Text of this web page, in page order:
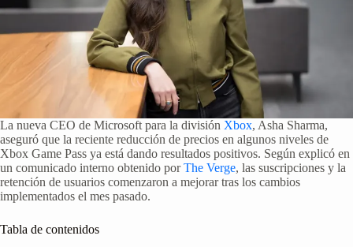
La nueva CEO de Microsoft para la división Xbox, Asha Sharma,
aseguró que la reciente reducción de precios en algunos niveles de
Xbox Game Pass ya está dando resultados positivos. Según explicó en
un comunicado interno obtenido porThe Verge, las suscripciones y la
retención de usuarios comenzaron a mejorar tras los cambios
implementados el mes pasado.
Tabla de contenidos